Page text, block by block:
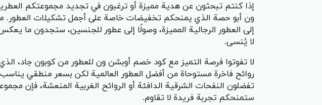
إذا كنتم تبحثون عن هدية مميزة أو ترغبون في تجديد مجموعتكم
ون أبو حصة الذي يمنحكم تخفيضات خاصة على أجمل تشكيلات العطور. من
إلى العطور الرجالية المميزة، وصولًا إلى عطور للجنسين، ستجدون ما
لا يُنسى.
لا تفوتوا فرصة التميز مع كود خصم أوبشن ون للعطور من كوبون جاد،
روائح فاخرة مستوحاة من أفضل العطور العالمية لكن بسعر منطقي
تفضلون النفحات الشرقية الدافئة أو الروائح الغربية المنعشة، فإن
ستمنحكم تجربة فريدة لا تقاوم.